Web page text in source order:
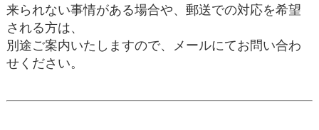
来られない事情がある場合や、郵送での対応を希望
される方は、
別途ご案内いたしますので、メールにてお問い合わ
せください。